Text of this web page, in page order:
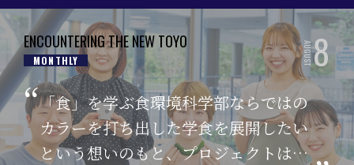
ENCOUNTERING THE NEW TOYO
MONTHLY AUGUST8
「食」を学ぶ食環境科学部ならではの
カラーを打ち出した学食を展開したい
という想いのもと、プロジェクトはス